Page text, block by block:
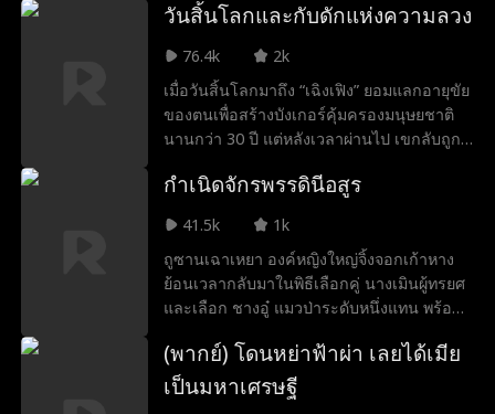
เฝ้าด่านสยบอสูรนานถึงสามสิบปี สังหารเหล่า
สุขกับสันติภาพมาสามสิบปี เหล่าเบื้องสูงและ
ประชาชนต่างปักใจเชื่อว่าความสงบสุขนี้เกิด
จากความเมตตาของเผ่าอสูร และพวกมัน
อยากผูกมิตรกับมนุษย์อย่างจริงใจ ประกอบกับ
เกินตา จึงคิดกำจัดเสี้ยนหนามนี้ทิ้ง ในที่สุด
ท่ามกลางเสียงด่าทอจากประชาชน ชวินถูกบีบ
ให้ต้องออกไปจากด่านสยบอสูร ทันทีที่เขาจาก
ไป เผ่าอสูรก็เผยสันดานดิบไล่เข่นฆ่าเหล่ายุทธ์
และผู้คนอย่างบ้าคลั่ง เมื่อความจริงปรากฏ
เหล่าเบื้องสูงและประชาชนต่างพากันเสียใจ
ดึงตัวไปเสียแล้ว สุดท้ายพวกสหพันธ์ที่ไม่
สามารถรั้งตัวชวินกลับมาได้ ก็ถูกอสูรฆ่าล้าง
วันสิ้นโลกและกับดักแห่งความลวง
76.4k
2k
เมื่อวันสิ้นโลกมาถึง “เฉิงเฟิง” ยอมแลกอายุขัย
ของตนเพื่อสร้างบังเกอร์คุ้มครองมนุษยชาติ
นานกว่า 30 ปี แต่หลังเวลาผ่านไป เขกลับถูก
เหวินเจี๋ย” ผู้มีอำนาจ ทั้งคู่ปลอมเทปภาพโลก
ผู้คนให้เกลียดเฉิงเฟิง จนเขาถูกนำขึ้นแท่น
ประหาร ประชาชนที่หลงเชื่อพังบังเกอร์ออกสู่
“โอเอซิส” บนพื้นผิวโลก ทว่าแท้จริงกลับเป็น
กับดักฟาร์มมนุษย์ที่ยักษ์และลู่เหวินเจี๋ยวางไว้
ผู้คนจึงสำนึกเสียใจ ขณะเดียวกัน เฉิงเฟิงที่
ล่วงรู้และพัฒนาเทคโนโลยีหุ่นเกราะมาโดย
ตลอด ต้องตัดสินใจครั้งสำคัญ ว่าเขาจะปล่อย
กำเนิดจักรพรรดินีอสูร
41.5k
1k
ถูซานเฉาเหยา องค์หญิงใหญ่จิ้งจอกเก้าหาง
ย้อนเวลากลับมาในพิธีเลือกคู่ นางเมินผู้ทรยศ
และเลือก ชางอู๋ แมวป่าระดับหนึ่งแทน พร้อม
ด้วยความทรงจำจากชาติก่อน นางช่วยชางอู๋
วิวัฒนาการ สยบสี่สัตว์เทพ ทั้งเต่าดำ หงส์แดง
มังกรฟ้า และเสือขาว มาเป็นสามี เพื่อต้าน
(พากย์) โดนหย่าฟ้าผ่า เลยได้เมีย
เป็นมหาเศรษฐี